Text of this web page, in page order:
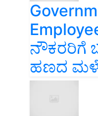
ನೌಕರರಿಗೆ
ಹಣದ